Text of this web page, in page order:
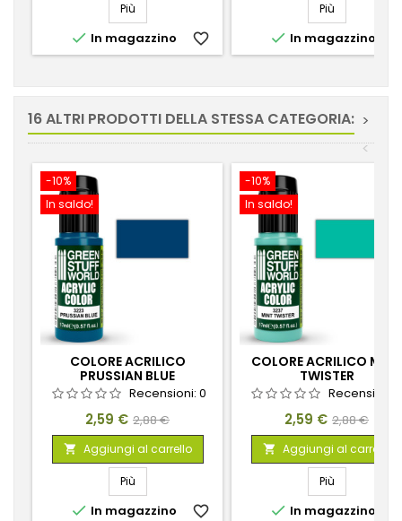
Più
 In magazzino favorite_border
Più
 In magazzino
16 ALTRI PRODOTTI DELLA STESSA CATEGORIA: >
<
-10%
In saldo!
COLORE ACRILICO
PRUSSIAN BLUE
Recensioni: 0
Prezzo
2,59 € Prezzo
base
2,88 €
 Aggiungi al carrello
Più
 In magazzino favorite_border
-10%
In saldo!
COLORE ACRILICO MINT
TWISTER
Recensioni:
Prezzo
2,59 € Prezzo
base
2,88 €
 Aggiungi al carrello
Più
 In magazzino